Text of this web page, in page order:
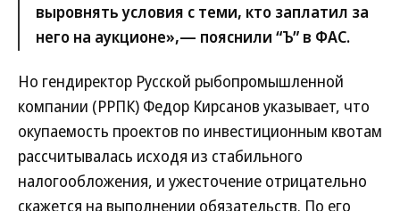
выровнять условия с теми, кто заплатил за
него на аукционе»,— пояснили “Ъ” в ФАС.
Но гендиректор Русской рыбопромышленной
компании (РРПК) Федор Кирсанов указывает, что
окупаемость проектов по инвестиционным квотам
рассчитывалась исходя из стабильного
налогообложения, и ужесточение отрицательно
скажется на выполнении обязательств. По его